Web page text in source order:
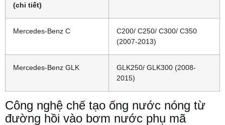
(chi tiết)
Mercedes-Benz C
C200/ C250/ C300/ C350
(2007-2013)
Mercedes-Benz GLK
GLK250/ GLK300 (2008-
2015)
Công nghệ chế tạo ống nước nóng từ
đường hồi vào bơm nước phụ mã